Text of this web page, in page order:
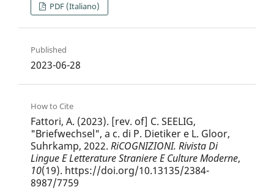
PDF (Italiano)
Published
2023-06-28
How to Cite
Fattori, A. (2023). [rev. of] C. SEELIG,
"Briefwechsel", a c. di P. Dietiker e L. Gloor,
Suhrkamp, 2022. RiCOGNIZIONI. Rivista Di
Lingue E Letterature Straniere E Culture Moderne,
10(19). https://doi.org/10.13135/2384-
8987/7759